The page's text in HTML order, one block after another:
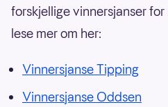
forskjellige vinnersjanser
lese mer om her:
Vinnersjanse Tipping
Vinnersjanse Oddsen